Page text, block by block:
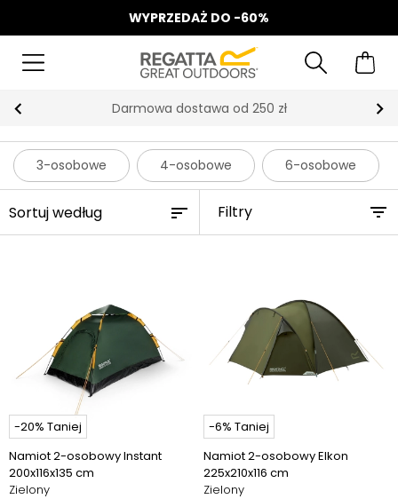
WYPRZEDAŻ DO -60%
Darmowa dostawa od 250 zł
3-osobowe 4-osobowe 6-osobowe
Filtry
-20% Taniej
Namiot 2-osobowy Instant
200x116x135 cm
Zielony
-6% Taniej
Namiot 2-osobowy Elkon
225x210x116 cm
Zielony